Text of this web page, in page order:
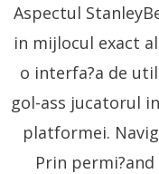
Aspectul
in mijlocul exact
o interfa?a de
gol-ass jucatorul
platformei.
Prin permi?and